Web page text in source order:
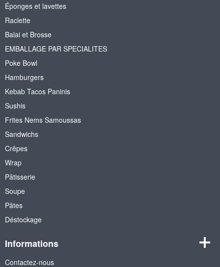
Éponges et lavettes
Raclette
Balai et Brosse
EMBALLAGE PAR SPECIALITES
Poke Bowl
Hamburgers
Kebab Tacos Paninis
Sushis
Frites Nems Samoussas
Sandwichs
Crêpes
Wrap
Pâtisserie
Soupe
Pâtes
Déstockage
Informations
Contactez-nous